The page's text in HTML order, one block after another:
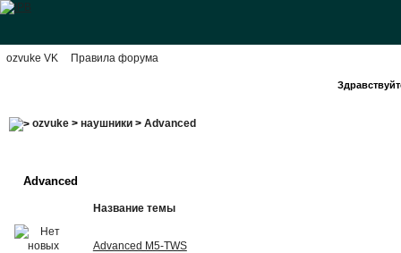
ozvuke VK Правила форума
ozvuke> наушники> Advanced
Advanced
Название темы
Advanced M5-TWS